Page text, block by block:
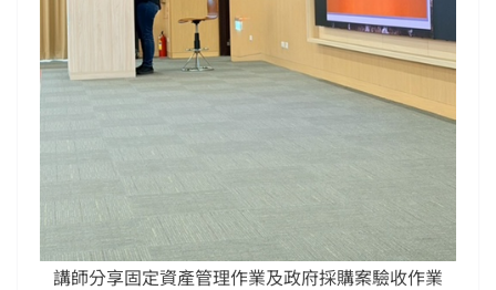
講師分享固定資產管理作業及政府採購案驗收作業